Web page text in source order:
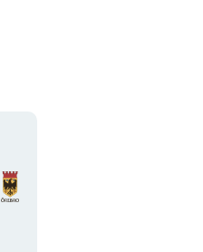
Organisationens
logotyp